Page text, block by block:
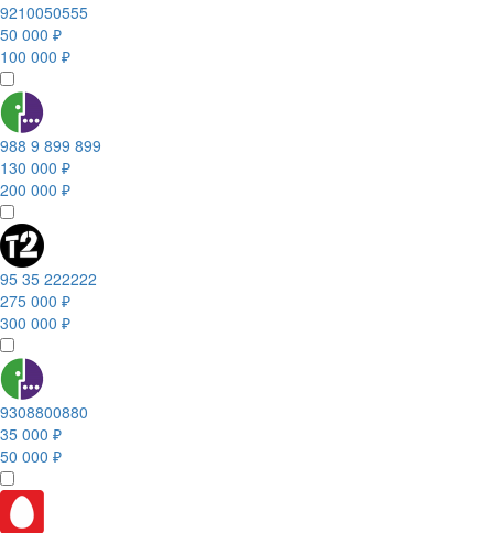
9210050555
50 000 ₽
100 000 ₽
988 9 899 899
130 000 ₽
200 000 ₽
95 35 222222
275 000 ₽
300 000 ₽
9308800880
35 000 ₽
50 000 ₽